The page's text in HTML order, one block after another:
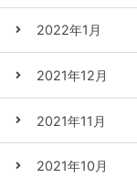
2022年1月
2021年12月
2021年11月
2021年10月